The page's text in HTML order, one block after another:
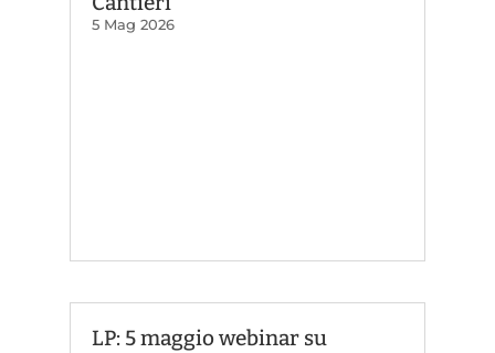
5 Mag 2026
LP: 5 maggio webinar su